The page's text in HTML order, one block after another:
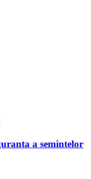
a semintelor